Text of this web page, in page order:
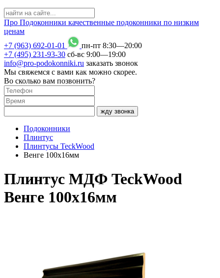
Про Подоконники качественные подоконники по низким
ценам
+7 (963) 692-01-01
пн-пт 8:30—20:00
+7 (495) 231-93-30 сб-вс 9:00—19:00
info@pro-podokonniki.ru заказать звонок
Мы свяжемся с вами как можно скорее.
Во сколько вам позвонить?
жду звонка
Подоконники
Плинтус
Плинтусы TeckWood
Венге 100х16мм
Плинтус МДФ TeckWood
Венге 100х16мм